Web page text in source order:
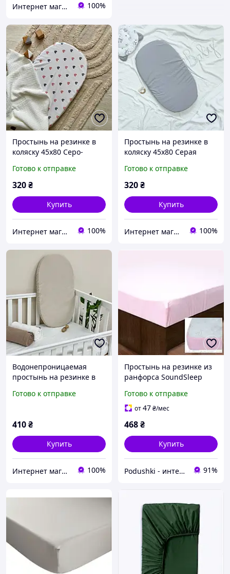
Интернет магазин тканин "Улюблена Постіль" 100%
Простынь на резинке в
коляску 45х80 Серо-
Готово к отправке
320₴
Купить
Интернет магазин тканин "Улюблена Постіль" 100%
Простынь на резинке в
коляску 45х80 Серая
Готово к отправке
320₴
Купить
Интернет магазин тканин "Улюблена Постіль" 100%
Водонепроницаемая
простынь на резинке в
Готово к отправке
410₴
Купить
Интернет магазин тканин "Улюблена Постіль" 100%
Простынь на резинке из
ранфорса SoundSleep
розовая 160х200 см
Готово к отправке
от47₴/мес
468₴
Купить
Podushki - интернет-магазин Подушки 91%